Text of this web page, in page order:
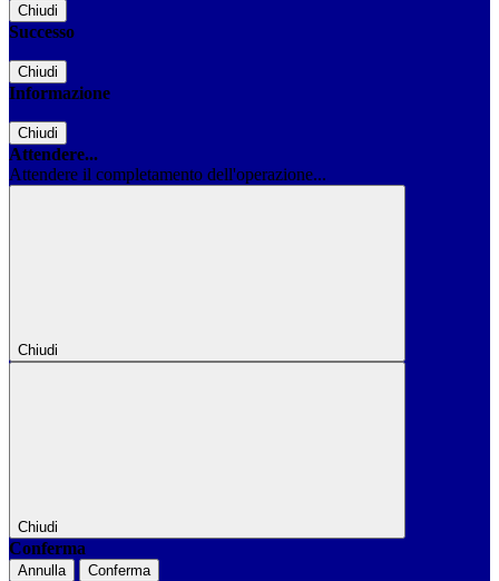
Chiudi
Successo
Chiudi
Informazione
Chiudi
Attendere...
Attendere il completamento dell'operazione...
Chiudi
Chiudi
Conferma
Annulla Conferma